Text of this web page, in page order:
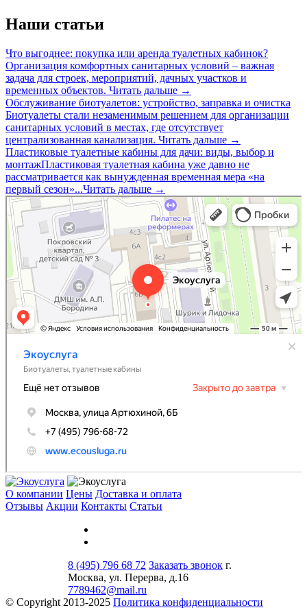
Наши статьи
Что выгоднее: покупка или аренда туалетных кабинок?
Организация комфортных санитарных условий – важная
задача для строек, мероприятий, дачных участков и
временных объектов. Читать дальше →
Обслуживание биотуалетов: устройство, заправка и очистка
Биотуалеты стали незаменимым решением для организации
санитарных условий в местах, где отсутствует
централизованная канализация. Читать дальше →
Пластиковые туалетные кабины для дачи: виды, выбор и
монтажПластиковая туалетная кабина уже давно не
рассматривается как вынужденная временная мера «на
первый сезон»...Читать дальше →
О компании Цены Доставка и оплата
Отзывы Акции Контакты Статьи
8 (495) 796 68 72 Заказать звонок г.
Москва, ул. Перерва, д.16
7789462@mail.ru
© Copyright 2013-2025 Политика конфиденциальности